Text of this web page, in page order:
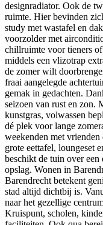
designradiator. Ook de
ruimte. Hier bevinden
study met wastafel en
voorzolder met
chillruimte voor tieners
middels een vlizotrap
de zomer wilt
fraai aangelegde
gemak in gedachten.
seizoen van rust en zon.
kunstgras, volwassen
dé plek voor lange
weekenden met
grote eettafel, loungeset
beschikt de tuin over
opslag. Wonen in
Barendrecht betekent
stad altijd dichtbij is.
naar het gezellige
Kruispunt, scholen,